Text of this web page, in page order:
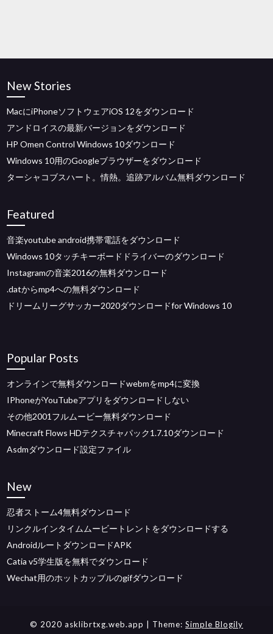
New Stories
MacにiPhoneソフトウェアiOS 12をダウンロード
アンドロイスの最新バージョンをダウンロード
HP Omen Control Windows 10ダウンロード
Windows 10用のGoogleブラウザーをダウンロード
ターシャコブスハート。情熱。追跡アルバム無料ダウンロード
Featured
音楽youtube android携帯電話をダウンロード
Windows 10タッチキーボードドライバーのダウンロード
Instagramの音楽2016の無料ダウンロード
.datからmp4への無料ダウンロード
ドリームリーグサッカー2020ダウンロードfor Windows 10
Popular Posts
オンラインで無料ダウンロードwebmをmp4に変換
IPhoneがYouTubeアプリをダウンロードしない
その他2001フルムービー無料ダウンロード
Minecraft Flows HDテクスチャパック1.7.10ダウンロード
Asdmダウンロード設定ファイル
New
忍者ストーム4無料ダウンロード
リンクルインタイムムービートレントをダウンロードする
AndroidルートダウンロードAPK
Catia v5学生版を無料でダウンロード
Wechat用のホットカップルのgifダウンロード
© 2020 asklibrtxg.web.app | Theme: Simple Blogily